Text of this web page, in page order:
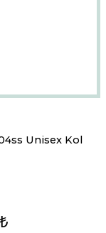
Unisex Kol